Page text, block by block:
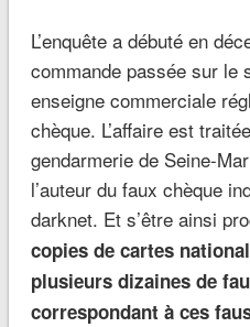
L’enquête a débuté en
commande passée sur le
enseigne commerciale
chèque. L’affaire est
gendarmerie de Seine-
l’auteur du faux chèque
darknet. Et s’être ainsi
copies de cartes
plusieurs dizaines de
correspondant à ces